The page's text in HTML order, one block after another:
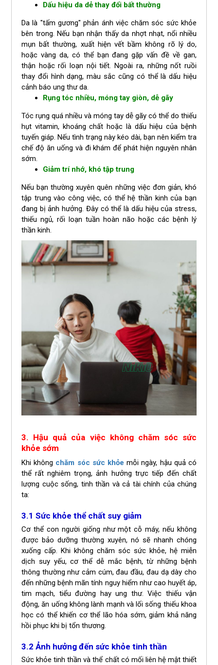
Dấu hiệu da dẻ thay đổi bất thường
Da là "tấm gương" phản ánh việc chăm sóc sức khỏe
bên trong. Nếu bạn nhận thấy da nhợt nhạt, nổi nhiều
mụn bất thường, xuất hiện vết bầm không rõ lý do,
hoặc vàng da, có thể bạn đang gặp vấn đề về gan,
thận hoặc rối loạn nội tiết. Ngoài ra, những nốt ruồi
thay đổi hình dạng, màu sắc cũng có thể là dấu hiệu
cảnh báo ung thư da.
Rụng tóc nhiều, móng tay giòn, dễ gãy
Tóc rụng quá nhiều và móng tay dễ gãy có thể do thiếu
hụt vitamin, khoáng chất hoặc là dấu hiệu của bệnh
tuyến giáp. Nếu tình trạng này kéo dài, bạn nên kiểm tra
chế độ ăn uống và đi khám để phát hiện nguyên nhân
sớm.
Giảm trí nhớ, khó tập trung
Nếu bạn thường xuyên quên những việc đơn giản, khó
tập trung vào công việc, có thể hệ thần kinh của bạn
đang bị ảnh hưởng. Đây có thể là dấu hiệu của stress,
thiếu ngủ, rối loạn tuần hoàn não hoặc các bệnh lý
thần kinh.
3. Hậu quả của việc không chăm sóc sức
khỏe sớm
Khi không chăm sóc sức khỏe mỗi ngày, hậu quả có
thể rất nghiêm trọng, ảnh hưởng trực tiếp đến chất
lượng cuộc sống, tinh thần và cả tài chính của chúng
ta:
3.1 Sức khỏe thể chất suy giảm
Cơ thể con người giống như một cỗ máy, nếu không
được bảo dưỡng thường xuyên, nó sẽ nhanh chóng
xuống cấp. Khi không chăm sóc sức khỏe, hệ miễn
dịch suy yếu, cơ thể dễ mắc bệnh, từ những bệnh
thông thường như cảm cúm, đau đầu, đau dạ dày cho
đến những bệnh mãn tính nguy hiểm như cao huyết áp,
tim mạch, tiểu đường hay ung thư. Việc thiếu vận
động, ăn uống không lành mạnh và lối sống thiếu khoa
học có thể khiến cơ thể lão hóa sớm, giảm khả năng
hồi phục khi bị tổn thương.
3.2 Ảnh hưởng đến sức khỏe tinh thần
Sức khỏe tinh thần và thể chất có mối liên hệ mật thiết